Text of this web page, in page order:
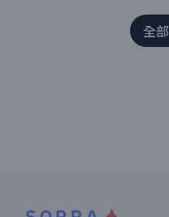
全部